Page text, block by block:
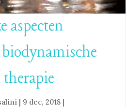
aspecten
therapie
| 9 dec, 2018 |